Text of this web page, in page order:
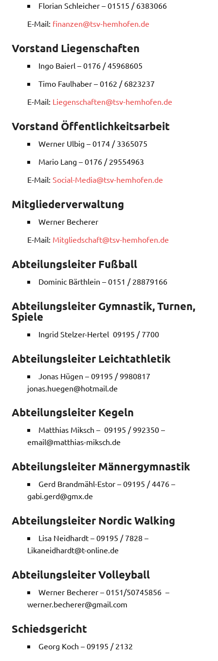
Florian Schleicher – 01515 / 6383066
E-Mail: finanzen@tsv-hemhofen.de
Vorstand Liegenschaften
Ingo Baierl – 0176 / 45968605
Timo Faulhaber – 0162 / 6823237
E-Mail: Liegenschaften@tsv-hemhofen.de
Vorstand Öffentlichkeitsarbeit
Werner Ulbig – 0174 / 3365075
Mario Lang – 0176 / 29554963
E-Mail: Social-Media@tsv-hemhofen.de
Mitgliederverwaltung
Werner Becherer
E-Mail: Mitgliedschaft@tsv-hemhofen.de
Abteilungsleiter Fußball
Dominic Bärthlein – 0151 / 28879166
Abteilungsleiter Gymnastik, Turnen,
Spiele
Ingrid Stelzer-Hertel 09195 / 7700
Abteilungsleiter Leichtathletik
Jonas Hügen – 09195 / 9980817
jonas.huegen@hotmail.de
Abteilungsleiter Kegeln
Matthias Miksch – 09195 / 992350 –
email@matthias-miksch.de
Abteilungsleiter Männergymnastik
Gerd Brandmähl-Estor – 09195 / 4476 –
gabi.gerd@gmx.de
Abteilungsleiter Nordic Walking
Lisa Neidhardt – 09195 / 7828 –
Likaneidhardt@t-online.de
Abteilungsleiter Volleyball
Werner Becherer – 0151/50745856 –
werner.becherer@gmail.com
Schiedsgericht
Georg Koch – 09195 / 2132